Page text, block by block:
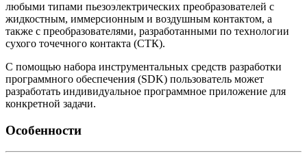
любыми типами пьезоэлектрических преобразователей с
жидкостным, иммерсионным и воздушным контактом, а
также с преобразователями, разработанными по технологии
сухого точечного контакта (СТК).
С помощью набора инструментальных средств разработки
программного обеспечения (SDK) пользователь может
разработать индивидуальное программное приложение для
конкретной задачи.
Особенности